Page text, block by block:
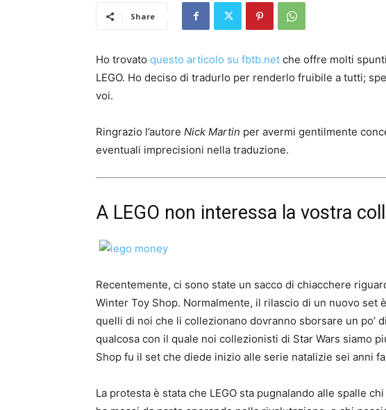
Share
Ho trovato questo articolo su fbtb.net che offre molti
LEGO. Ho deciso di tradurlo per renderlo fruibile a tutti;
voi.
Ringrazio l’autore Nick Martin per avermi gentilmente
eventuali imprecisioni nella traduzione.
A LEGO non interessa la vostra
Recentemente, ci sono state un sacco di chiacchere
Winter Toy Shop. Normalmente, il rilascio di un nuovo set
quelli di noi che li collezionano dovranno sborsare un po’
qualcosa con il quale noi collezionisti di Star Wars siamo
Shop fu il set che diede inizio alle serie natalizie sei anni
La protesta è stata che LEGO sta pugnalando alle spalle